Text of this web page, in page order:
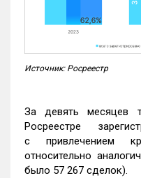
Источник: Росреестр
За девять месяцев
Росреестре
с привлечением
относительно
было 57 267 сделок).